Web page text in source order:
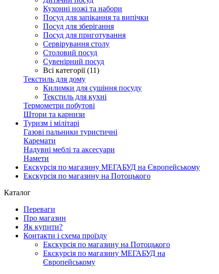
Кухонні ножі та набори
Посуд для запікання та випічки
Посуд для зберігання
Посуд для приготування
Сервірування столу
Столовий посуд
Сувенірний посуд
Всі категорії (11)
Текстиль для дому
Килимки для сушіння посуду
Текстиль для кухні
Термометри побутові
Штори та карнизи
Туризм і мілітарі
Газові пальники туристичні
Каремати
Надувні меблі та аксесуари
Намети
Екскурсія по магазину МЕГАБУД на Європейському
Екскурсія по магазину на Потоцького
Каталог
Переваги
Про магазин
Як купити?
Контакти і схема проїзду
Екскурсія по магазину на Потоцького
Екскурсія по магазину МЕГАБУД на
Європейському